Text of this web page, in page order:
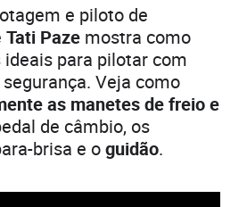
e piloto de
Tati Paze mostra como
para pilotar com
Veja como
as manetes de freio e
de câmbio, os
brisa e oguidão.